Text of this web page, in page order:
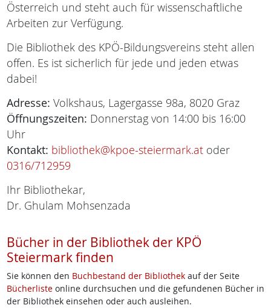
Österreich und steht auch für wissenschaftliche
Arbeiten zur Verfügung.
Die Bibliothek des KPÖ-Bildungsvereins steht allen
offen. Es ist sicherlich für jede und jeden etwas
dabei!
Adresse: Volkshaus, Lagergasse 98a, 8020 Graz
Öffnungszeiten: Donnerstag von 14:00 bis 16:00
Uhr
Kontakt: bibliothek@kpoe-steiermark.atoder
0316/712959
Ihr Bibliothekar,
Dr. Ghulam Mohsenzada
Bücher in der Bibliothek der KPÖ
Steiermark finden
Sie können den Buchbestand der Bibliothekauf der Seite
Bücherlisteonline durchsuchen und die gefundenen Bücher in
der Bibliothek einsehen oder auch ausleihen.